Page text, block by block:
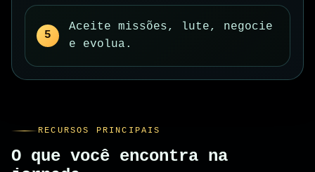
Aceite missões, lute, negocie
e evolua.
RECURSOS PRINCIPAIS
O que você encontra na